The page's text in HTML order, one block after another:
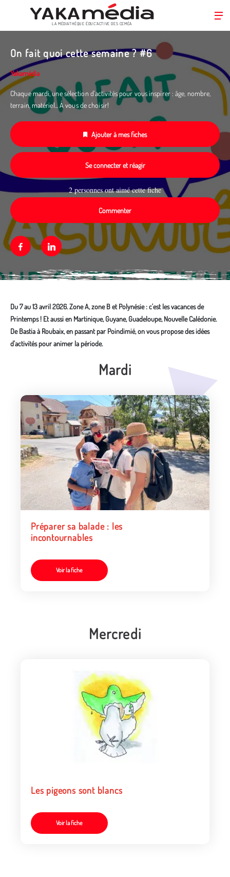
principal
LA MÉDIATHÈQUE ÉDUC’ACTIVE DES CEMÉA
On fait quoi cette semaine ? #6
Yakamédia
Chaque mardi, une sélection d’activités pour vous inspirer : âge, nombre,
terrain, matériel... À vous de choisir!
Ajouter à mes fiches
Se connecter et réagir
2 personnes ont aimé cette fiche
Commenter
FacebookLinkedin
Du 7 au 13 avril 2026. Zone A, zone B et Polynésie : c'est les vacances de
Printemps ! Et aussi en Martinique, Guyane, Guadeloupe, Nouvelle Calédonie.
De Bastia à Roubaix, en passant par Poindimié, on vous propose des idées
d'activités pour animer la période.
Mardi
Préparer sa balade : les
incontournables
Voir la fiche
Mercredi
Les pigeons sont blancs
Voir la fiche